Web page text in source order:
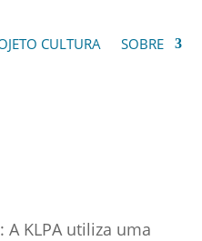
CULTURA SOBRE
KLPA utiliza uma